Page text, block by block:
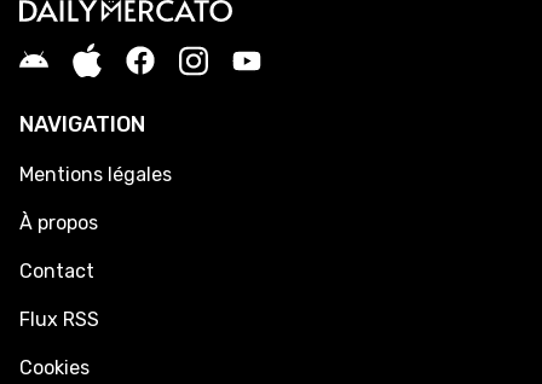
NAVIGATION
Mentions légales
À propos
Contact
Flux RSS
Cookies